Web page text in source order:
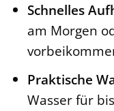
Schnelles
am Morgen
Praktische
Wasser für